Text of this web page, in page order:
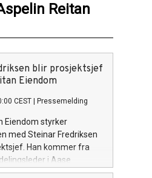
Reitan
blir prosjektsjef
Eiendom
CEST Pressemelding
Eiendom styrker
med Steinar Fredriksen
Han kommer fra
i Aase
med seg mer enn tolv års